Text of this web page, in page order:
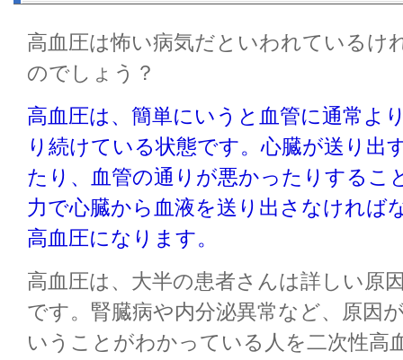
高血圧は怖い病気だといわれているけ
のでしょう？
高血圧は、簡単にいうと血管に通常よ
り続けている状態です。心臓が送り出
たり、血管の通りが悪かったりするこ
力で心臓から血液を送り出さなければ
高血圧になります。
高血圧は、大半の患者さんは詳しい原
です。腎臓病や内分泌異常など、原因
いうことがわかっている人を二次性高